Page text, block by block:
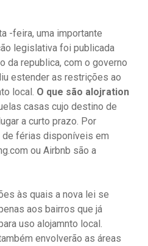
-feira, uma importante
legislativa foi publicada
da republica, com o governo
estender as restrições ao
local. O que são alojration
casas cujo destino de
a curto prazo. Por
férias disponíveis em
ou Airbnb são a
às quais a nova lei se
aos bairros que já
uso alojamnto local.
envolverão as áreas